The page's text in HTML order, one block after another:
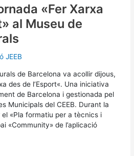
«Fer Xarxa
al Museu de
JEEB
de Barcelona va acollir dijous,
des de l’Esport«. Una iniciativa
de Barcelona i gestionada pel
Municipals del CEEB. Durant la
«Pla formatiu per a tècnics i
«Community» de l’aplicació